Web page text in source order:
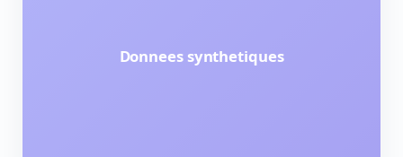
Donnees synthetiques